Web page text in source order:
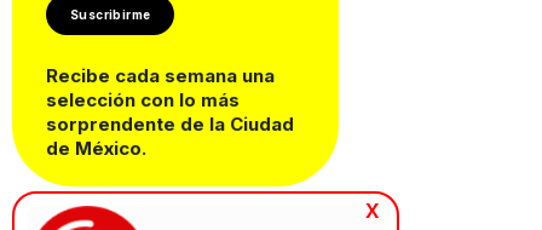
Suscribirme
Recibe cada semana una
selección con lo más
sorprendente de la Ciudad
de México.
x